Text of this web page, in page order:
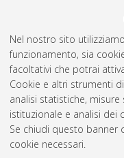
Nel nostro sito
funzionamento, sia
facoltativi che potrai
Cookie e altri strumenti
analisi statistiche,
istituzionale e analisi dei
Se chiudi questo banner
cookie necessari.